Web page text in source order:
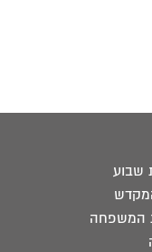
שבוע
המשפחה